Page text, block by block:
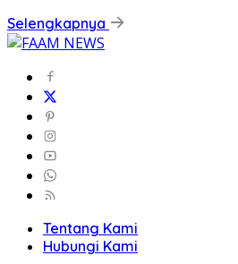
Selengkapnya
Tentang Kami
Hubungi Kami